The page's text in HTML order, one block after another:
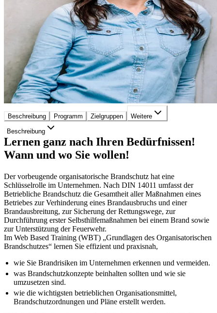
Beschreibung Programm Zielgruppen Weitere
Beschreibung
Lernen ganz nach Ihren Bedürfnissen!
Wann und wo Sie wollen!
Der vorbeugende organisatori­sche Brandschutz hat eine
Schlüsselrolle im Unternehmen. Nach DIN 14011 umfasst der
Betriebliche Brandschutz die Gesamtheit aller Maßnahmen eines
Betrie­bes zur Verhinderung eines Brandausbruchs und einer
Brandausbreitung, zur Sicherung der Rettungswege, zur
Durchführung erster Selbsthilfemaßnahmen bei einem Brand sowie
zur Unterstützung der Feuerwehr.
Im Web Based Training (WBT) „Grundlagen des Organisatorischen
Brandschutzes“ lernen Sie effizient und praxisnah,
wie Sie Brandrisiken im Unternehmen erkennen und vermeiden.
was Brandschutzkonzepte beinhalten sollten und wie sie
umzusetzen sind.
wie die wichtigsten betrieblichen Organisationsmittel,
Brandschutzordnungen und Pläne erstellt werden.